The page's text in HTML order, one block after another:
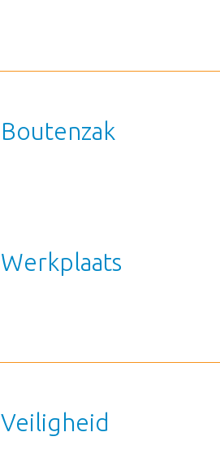
Boutenzak
Werkplaats
Veiligheid